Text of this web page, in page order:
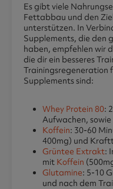
Es gibt viele
Fettabbau und den
unterstützen. In
Supplements, die den
haben, empfehlen wir
die dir ein besseres
Trainingsregeneration
Supplements sind:
Whey Protein 80:
Aufwachen,
Koffein: 30-60
400mg) und
Grüntee Extrakt:
mit Koffein
Glutamine: 5-10
und nach dem